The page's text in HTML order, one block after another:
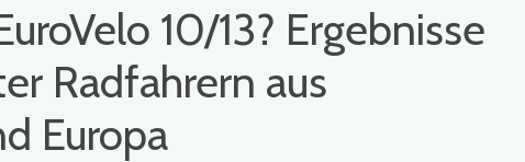
10/13? Ergebnisse
Radfahrern aus
Europa